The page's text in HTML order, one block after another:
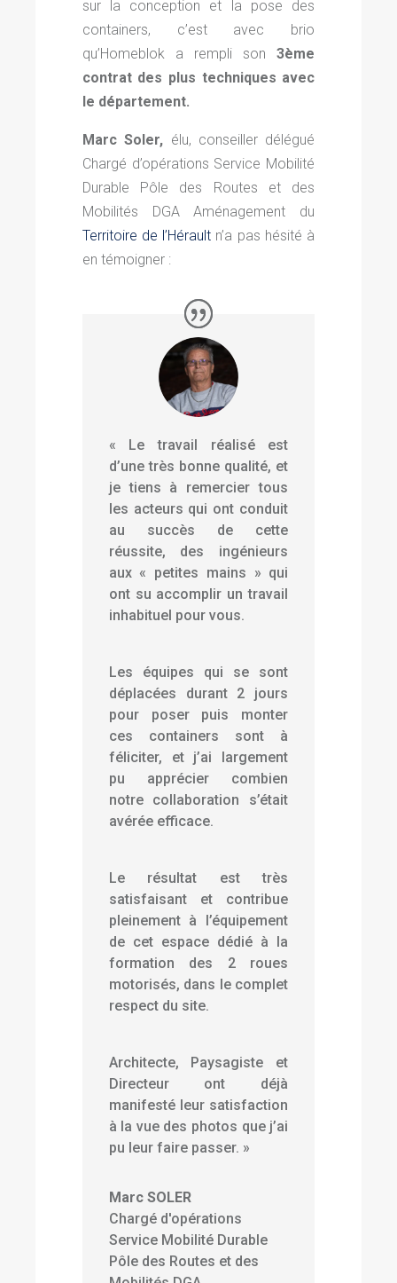
sur la conception et la pose des
containers, c’est avec brio
qu’Homeblok a rempli son3ème
contrat des plus techniques avec
le département.
Marc Soler, élu, conseiller délégué
Chargé d’opérations Service Mobilité
Durable Pôle des Routes et des
Mobilités DGA Aménagement du
Territoire de l’Hérault n’a pas hésité à
en témoigner :
« Le travail réalisé est
d’une très bonne qualité, et
je tiens à remercier tous
les acteurs qui ont conduit
au succès de cette
réussite, des ingénieurs
aux « petites mains » qui
ont su accomplir un travail
inhabituel pour vous.
Les équipes qui se sont
déplacées durant 2 jours
pour poser puis monter
ces containers sont à
féliciter, et j’ai largement
pu apprécier combien
notre collaboration s’était
avérée efficace.
Le résultat est très
satisfaisant et contribue
pleinement à l’équipement
de cet espace dédié à la
formation des 2 roues
motorisés, dans le complet
respect du site.
Architecte, Paysagiste et
Directeur ont déjà
manifesté leur satisfaction
à la vue des photos que j’ai
pu leur faire passer. »
Marc SOLER
Chargé d'opérations
Service Mobilité Durable
Pôle des Routes et des